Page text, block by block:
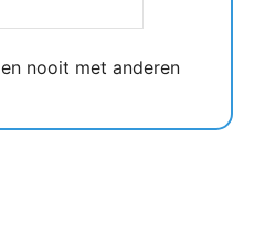
nooit met anderen